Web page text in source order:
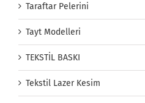
Taraftar Pelerini
Tayt Modelleri
TEKSTİL BASKI
Tekstil Lazer Kesim